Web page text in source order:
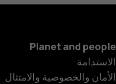
Planet and people
الاستدامة
الأمان والخصوصية والامتثال